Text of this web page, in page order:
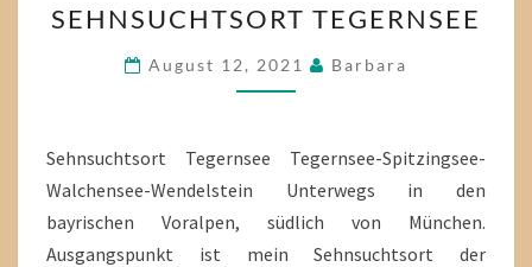
TEGERNSEE
SEHNSUCHTSORT TEGERNSEE
August 12, 2021 Barbara
Sehnsuchtsort Tegernsee Tegernsee-Spitzingsee-
Walchensee-Wendelstein Unterwegs in den
bayrischen Voralpen, südlich von München.
Ausgangspunkt ist mein Sehnsuchtsort der